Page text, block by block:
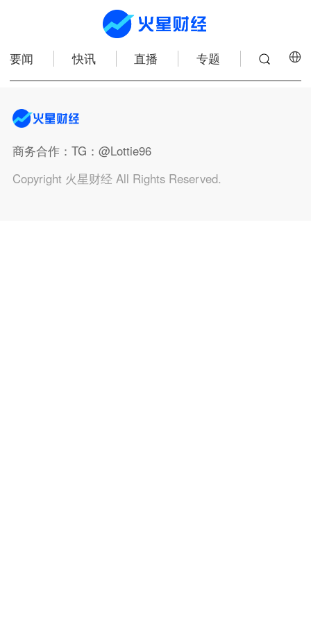
要闻 快讯 直播 专题
商务合作：TG：@Lottie96
Copyright 火星财经 All Rights Reserved.